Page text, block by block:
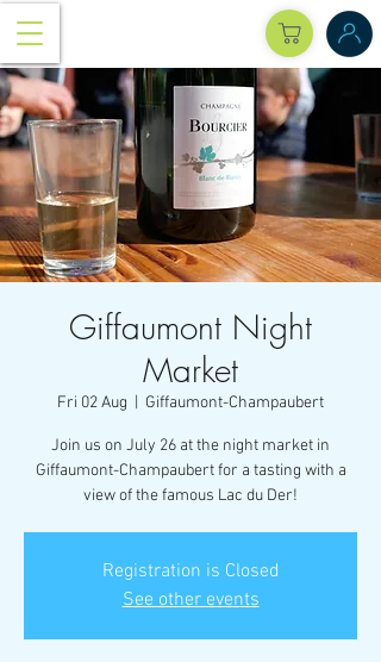
Giffaumont Night
Market
Fri 02 Aug Giffaumont-Champaubert
Join us on July 26 at the night market in
Giffaumont-Champaubert for a tasting with a
view of the famous Lac du Der!
Registration is Closed
See other events